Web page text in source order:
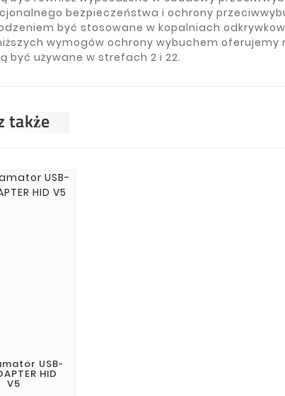
bezpieczeństwa i ochrony
być stosowane w kopalniach
wymogów ochrony wybuchem oferujemy
być używane w strefach 2 i 22.
także
USB-
HID
V5